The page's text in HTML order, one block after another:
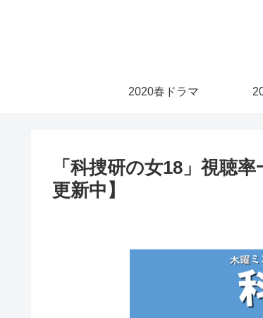
2020春ドラマ
「科捜研の女18」視聴
更新中】